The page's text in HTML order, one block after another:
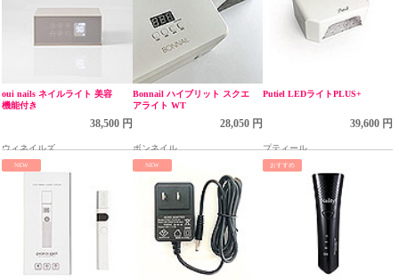
oui nails ネイルライト 美容
機能付き
38,500 円
ウィネイルズ
Bonnail ハイブリット スクエ
アライト WT
28,050 円
ボンネイル
Putiel LEDライトPLUS+
39,600 円
プティール
NEW NEW おすすめ